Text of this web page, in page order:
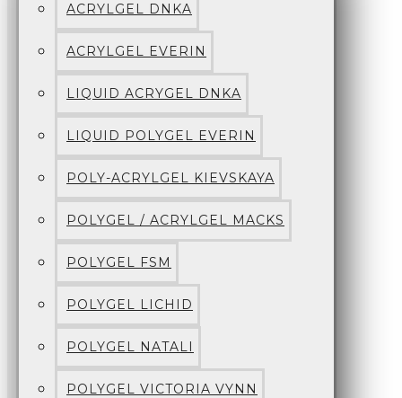
ACRYLGEL DNKA
ACRYLGEL EVERIN
LIQUID ACRYGEL DNKA
LIQUID POLYGEL EVERIN
POLY-ACRYLGEL KIEVSKAYA
POLYGEL / ACRYLGEL MACKS
POLYGEL FSM
POLYGEL LICHID
POLYGEL NATALI
POLYGEL VICTORIA VYNN